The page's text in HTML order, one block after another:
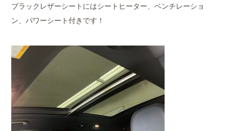
ブラックレザーシートにはシートヒーター、ベンチレーショ
ン、パワーシート付きです！